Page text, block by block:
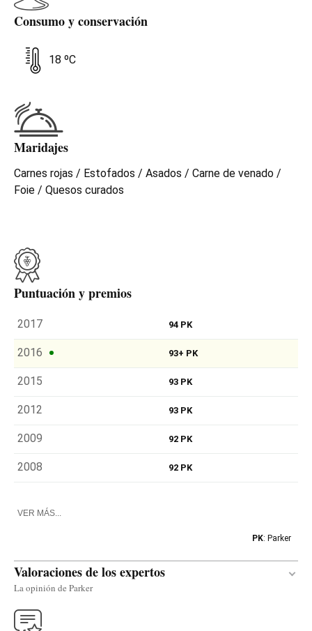
Consumo y conservación
18 ºC
Maridajes
Carnes rojas / Estofados / Asados / Carne de venado /
Foie / Quesos curados
Puntuación y premios
2017 94 PK
2016 93+ PK
2015 93 PK
2012 93 PK
2009 92 PK
2008 92 PK
VER MÁS...
PK: Parker
Valoraciones de los expertos
La opinión de Parker